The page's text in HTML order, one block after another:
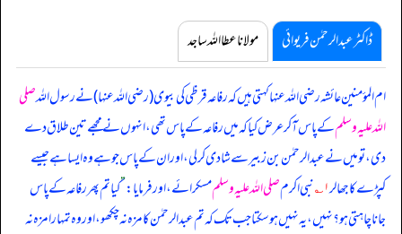
ڈاکٹر عبدالرحمٰن فریوائی مولانا عطا اللہ ساجد
ام المؤمنین عائشہ رضی اللہ عنہا کہتی ہیں کہرفاعہ قرظی کی بیوی (رضی اللہ عنہا) نے رسول اللہصلی
اللہ علیہ وسلمکے پاس آ کر عرض کیا کہ میں رفاعہ کے پاس تھی، انہوں نے مجھے تین طلاق دے
دی، تو میں نے عبدالرحمٰن بن زبیر سے شادی کر لی، اور ان کے پاس جو ہے وہ ایسا ہے جیسے
کپڑے کا جھالر۱؎ نبی اکرمصلی اللہ علیہ وسلممسکرائے، اور فرمایا:”کیا تم پھر رفاعہ کے پاس
جانا چاہتی ہو؟ نہیں، یہ نہیں ہو سکتا جب تک کہ تم عبدالرحمٰن کا مزہ نہ چکھو، اور وہ تمہارا مزہ نہ